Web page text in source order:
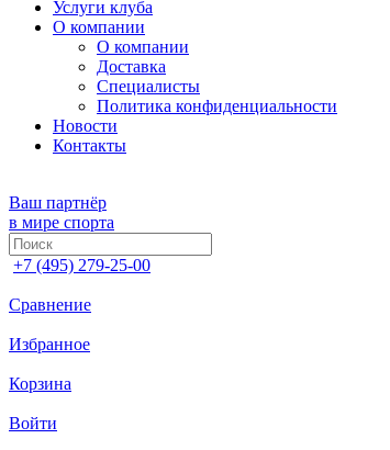
Услуги клуба
О компании
О компании
Доставка
Специалисты
Политика конфиденциальности
Новости
Контакты
Ваш партнёр
в мире спорта
+7 (495) 279-25-00
Сравнение
Избранное
Корзина
Войти